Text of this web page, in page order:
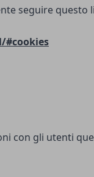
seguire questo
#cookies
con gli utenti